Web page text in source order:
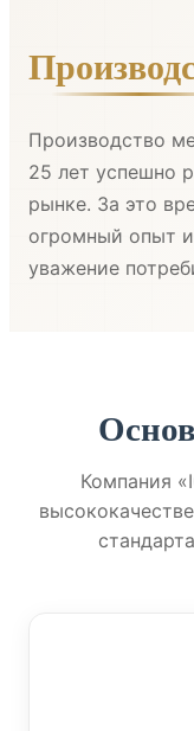
Производство
25 лет успешно
рынке. За это
огромный опыт и
уважение
Компания